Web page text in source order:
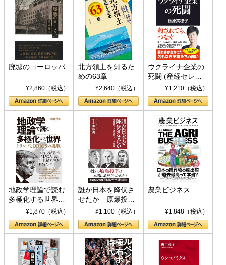
廃墟のヨーロッパ
¥2,860（税込）
北方領土を知るた
めの63章
¥2,640（税込）
ウクライナ企業の
死闘 (産経セレク
ト S 039)¥1,210（税込）
地政学理論で読む
多極化する世界：
トランプとBRICS
の挑戦
¥1,870（税込）
誰が日本を降伏さ
せたか 原爆投
下、ソ連参戦、そ
して聖断 (PHP新
書)
¥1,100（税込）
農業ビジネス
¥1,848（税込）